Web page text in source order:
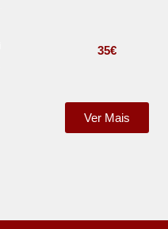
35€
Ver Mais